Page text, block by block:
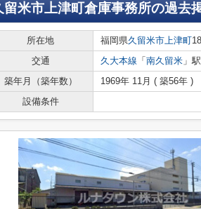
留米市上津町倉庫事務所の過去
所在地 福岡県久留米市上津町
交通
久大本線 「 南久留米 」
築年月（築年数）
1969年 11月 ( 築56年 )
設備条件